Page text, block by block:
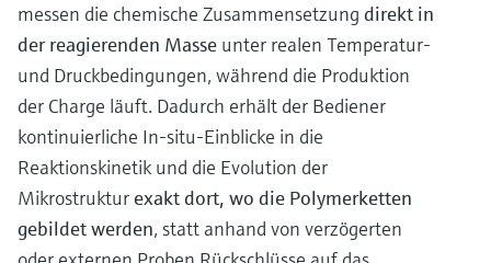
messen die chemische Zusammensetzung direkt in
der reagierenden Masse unter realen Temperatur-
und Druckbedingungen, während die Produktion
der Charge läuft. Dadurch erhält der Bediener
kontinuierliche In-situ-Einblicke in die
Reaktionskinetik und die Evolution der
Mikrostrukturexakt dort, wo die Polymerketten
gebildet werden, statt anhand von verzögerten